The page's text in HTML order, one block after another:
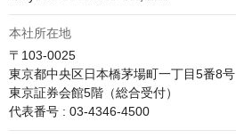
本社所在地
〒103-0025
東京都中央区日本橋茅場町一丁目5番8号
東京証券会館5階（総合受付）
代表番号 : 03-4346-4500